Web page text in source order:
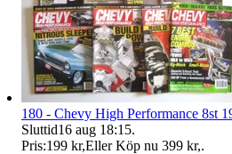
180 - Chevy High Performance 8st
Sluttid16 aug 18:15.
Pris:199 kr,Eller Köp nu 399 kr,.